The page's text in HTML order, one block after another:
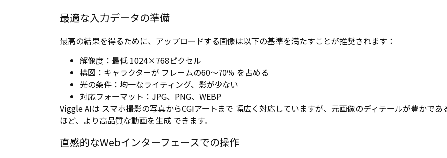
最適な入力データの準備
最高の結果を得るために、アップロードする画像は以下の基準を満たすことが推奨されます：
解像度：最低 1024×768ピクセル
構図：キャラクターが フレームの60～70％ を占める
光の条件：均一なライティング、影が少ない
対応フォーマット：JPG、PNG、WEBP
Viggle AIは スマホ撮影の写真からCGIアートまで 幅広く対応していますが、元画像のディテールが豊かであ
ほど、より高品質な動画を生成 できます。
直感的なWebインターフェースでの操作